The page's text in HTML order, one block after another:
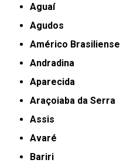
Aguaí
Agudos
Américo Brasiliense
Andradina
Aparecida
Araçoiaba da Serra
Assis
Avaré
Bariri